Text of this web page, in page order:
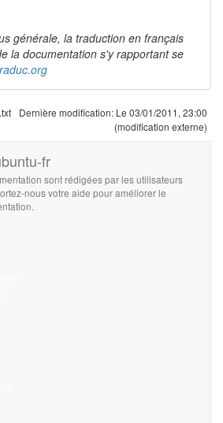
générale, la traduction en français
la documentation s'y rapportant se
Dernière modification: Le 03/01/2011, 23:00
(modification externe)
fr
sont rédigées par les utilisateurs
nous votre aide pour améliorer le